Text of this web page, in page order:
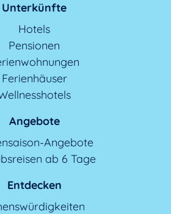
Unterkünfte
Hotels
Pensionen
Ferienhäuser
Angebote
Angebote
ab 6 Tage
Entdecken